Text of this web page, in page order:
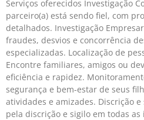
Serviços oferecidos Investigação
parceiro(a) está sendo fiel, com
detalhados. Investigação
fraudes, desvios e concorrência
especializadas. Localização de
Encontre familiares, amigos ou
eficiência e rapidez.
segurança e bem-estar de seus
atividades e amizades. Discrição
pela discrição e sigilo em todas